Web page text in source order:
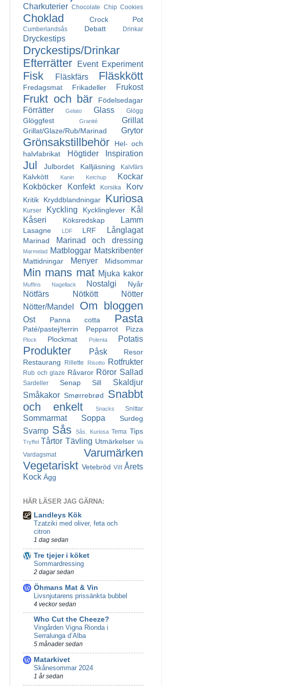
Charkuterier Chocolate Chip Cookies
Choklad Crock Pot
Cumberlandsås Debatt Drinkar
Dryckestips
Dryckestips/Drinkar
Efterrätter
Event Experiment
Fisk Fläskfärs Fläskkött
Fredagsmat Frikadeller Frukost
Frukt och bär Födelsedagar
Förrätter Gelato Glass Glögg
Glöggfest Granité Grillat
Grillat/Glaze/Rub/Marinad Grytor
Grönsakstillbehör
Hel- och
halvfabrikat
Högtider Inspiration
Jul Julbordet Kalljäsning Kalvfärs
Kalvkött Kanin Ketchup
Kockar
Kokböcker
Konfekt Korsika Korv
Kritik Kryddblandningar Kuriosa
Kurser Kyckling Kycklinglever
Kål
Kåseri
Köksredskap Lamm
Lasagne LDF LRF Långlagat
Marinad Marinad och dressing
Marmelad Matbloggar Matskribenter
Mattidningar Menyer Midsommar
Min mans mat Mjuka kakor
Muffins Nagellack Nostalgi Nyår
Nötfärs Nötkött
Nötter
Nötter/Mandel
Om bloggen
Ost Panna cotta Pasta
Paté/pastej/terrin Pepparrot Pizza
Plock Plockmat Polenta Potatis
Produkter Påsk
Resor
Restaurang
Rillette Risotto Rotfrukter
Rub och glaze Råvaror Röror Sallad
Sardeller Senap Sill
Skaldjur
Småkakor Smørrebrød
Snabbt
och enkelt
Snacks Snittar
Sommarmat Soppa Surdeg
Svamp Sås Sås. Kuriosa Tema Tips
Tryffel Tårtor Tävling Utmärkelser Va
Vardagsmat
Varumärken
Vegetariskt Vetebröd Vilt Årets
Kock Ägg
HÄR LÄSER JAG GÄRNA:
Landleys Kök
Tzatziki med oliver, feta och
citron
1 dag sedan
Tre tjejer i köket
Sommardressing
2 dagar sedan
Öhmans Mat & Vin
Livsnjutarens prissänkta bubbel
4 veckor sedan
Who Cut the Cheeze?
Vingården Vigna Rionda i
Serralunga d’Alba
5 månader sedan
Matarkivet
Skånesommar 2024
1 år sedan